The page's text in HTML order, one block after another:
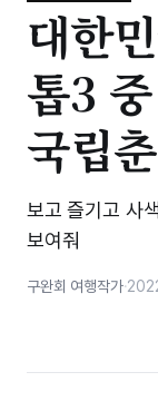
대한
톱3
국립
보고 즐기고 사
보여줘
구완회 여행작가·